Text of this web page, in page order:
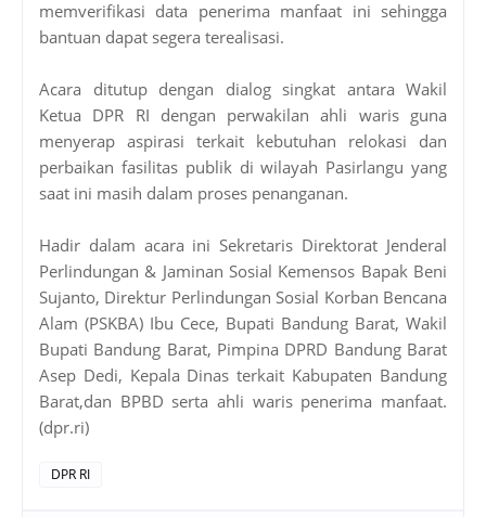
memverifikasi data penerima manfaat ini sehingga
bantuan dapat segera terealisasi.
Acara ditutup dengan dialog singkat antara Wakil
Ketua DPR RI dengan perwakilan ahli waris guna
menyerap aspirasi terkait kebutuhan relokasi dan
perbaikan fasilitas publik di wilayah Pasirlangu yang
saat ini masih dalam proses penanganan.
Hadir dalam acara ini Sekretaris Direktorat Jenderal
Perlindungan & Jaminan Sosial Kemensos Bapak Beni
Sujanto, Direktur Perlindungan Sosial Korban Bencana
Alam (PSKBA) Ibu Cece, Bupati Bandung Barat, Wakil
Bupati Bandung Barat, Pimpina DPRD Bandung Barat
Asep Dedi, Kepala Dinas terkait Kabupaten Bandung
Barat,dan BPBD serta ahli waris penerima manfaat.
(dpr.ri)
DPR RI